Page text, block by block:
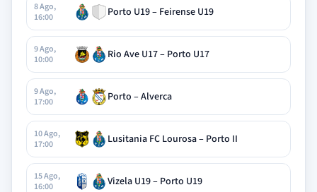
8 Ago,
16:00
Porto U19 – Feirense U19
9 Ago,
10:00
Rio Ave U17 – Porto U17
9 Ago,
17:00
Porto – Alverca
10 Ago,
17:00
Lusitania FC Lourosa – Porto II
15 Ago,
16:00
Vizela U19 – Porto U19